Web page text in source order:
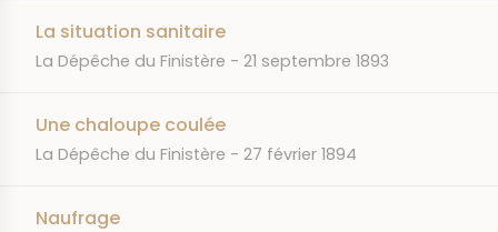
La situation sanitaire
JOURNAL
La Dépêche du Finistère DATE
21 septembre 1893
Une chaloupe coulée
JOURNAL
La Dépêche du Finistère DATE
27 février 1894
Naufrage